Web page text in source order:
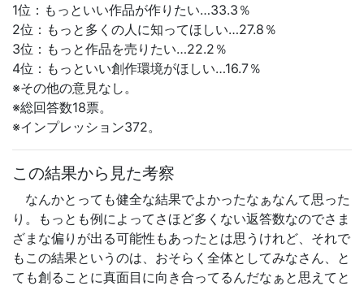
1位：もっといい作品が作りたい…33.3％
2位：もっと多くの人に知ってほしい…27.8％
3位：もっと作品を売りたい…22.2％
4位：もっといい創作環境がほしい…16.7％
※その他の意見なし。
※総回答数18票。
※インプレッション372。
この結果から見た考察
なんかとっても健全な結果でよかったなぁなんて思った
り。もっとも例によってさほど多くない返答数なのでさま
ざまな偏りが出る可能性もあったとは思うけれど、それで
もこの結果というのは、おそらく全体としてみなさん、と
ても創ることに真面目に向き合ってるんだなぁと思えてと